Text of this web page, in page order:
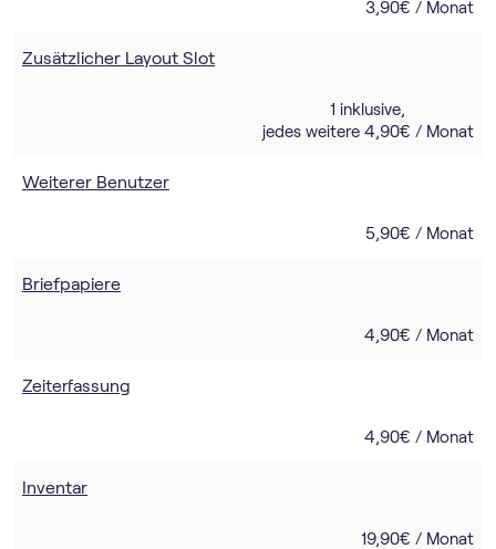
3,90€ / Monat
Zusätzlicher Layout Slot
1 inklusive,
jedes weitere 4,90€ / Monat
Weiterer Benutzer
5,90€ / Monat
Briefpapiere
4,90€ / Monat
Zeiterfassung
4,90€ / Monat
Inventar
19,90€ / Monat